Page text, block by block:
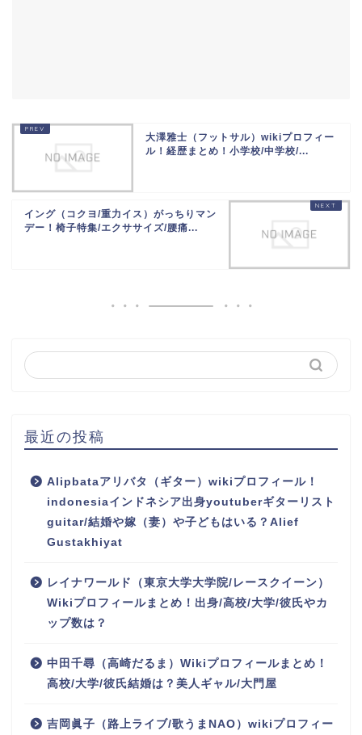
大澤雅士（フットサル）wikiプロフィー
ル！経歴まとめ！小学校/中学校/...
イング（コクヨ/重力イス）がっちりマン
デー！椅子特集/エクササイズ/腰痛...
最近の投稿
Alipbataアリバタ（ギター）wikiプロフィール！
indonesiaインドネシア出身youtuberギターリスト
guitar/結婚や嫁（妻）や子どもはいる？Alief
Gustakhiyat
レイナワールド（東京大学大学院/レースクイーン）
Wikiプロフィールまとめ！出身/高校/大学/彼氏やカ
ップ数は？
中田千尋（高崎だるま）Wikiプロフィールまとめ！
高校/大学/彼氏結婚は？美人ギャル/大門屋
吉岡眞子（路上ライブ/歌うまNAO）wikiプロフィー